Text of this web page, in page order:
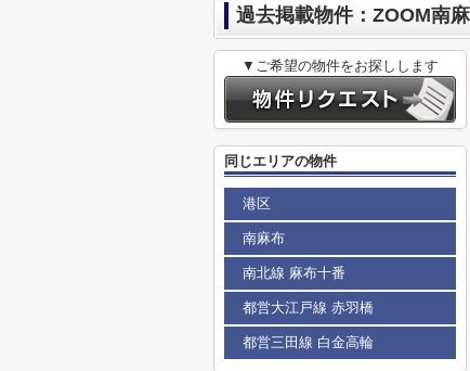
過去掲載物件：ZOOM南
▼ご希望の物件をお探しします
同じエリアの物件
港区
南麻布
南北線 麻布十番
都営大江戸線 赤羽橋
都営三田線 白金高輪